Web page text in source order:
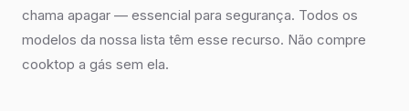
chama apagar — essencial para segurança. Todos os
modelos da nossa lista têm esse recurso. Não compre
cooktop a gás sem ela.